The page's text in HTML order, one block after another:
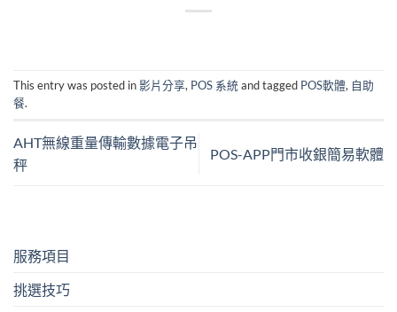
服務項目
挑選技巧
This entry was posted in影片分享, POS 系統and tagged POS軟體, 自助
餐.
AHT無線重量傳輸數據電子吊
秤
POS-APP門市收銀簡易軟體